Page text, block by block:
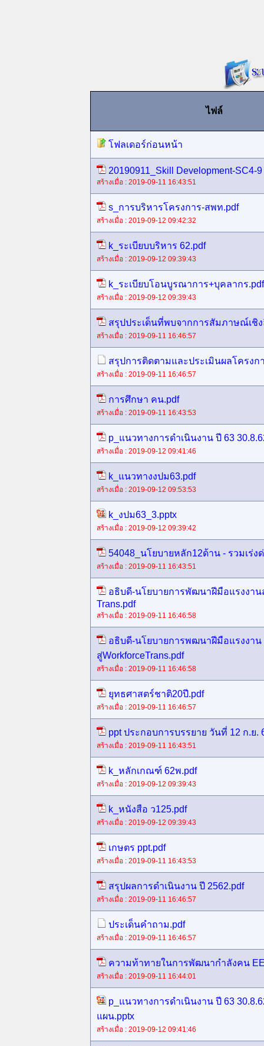
ไฟล์
โฟลเดอร์ก่อนหน้า
20190911_Skill Development-SC4-
สร้างเมื่อ : 2019-09-11 16:43:51
s_การบริหารโครงการ-สพท.pdf
สร้างเมื่อ : 2019-09-12 09:42:32
k_ระเบียบบริหาร 62.pdf
สร้างเมื่อ : 2019-09-12 09:39:43
k_ระเบียบโอนบูรณาการ+บุคลากร.pdf
สร้างเมื่อ : 2019-09-12 09:39:43
สรุปประเด็นที่พบจากการสัมภาษณ์เชิง
สร้างเมื่อ : 2019-09-11 16:46:57
สรุปการติดตามและประเมินผลโครงก
สร้างเมื่อ : 2019-09-11 16:46:57
การศึกษา คน.pdf
สร้างเมื่อ : 2019-09-11 16:43:53
p_แนวทางการดำเนินงาน ปี 63
สร้างเมื่อ : 2019-09-12 09:41:46
k_แนวทางงปม63.pdf
สร้างเมื่อ : 2019-09-12 09:53:53
k_งปม63_3.pptx
สร้างเมื่อ : 2019-09-12 09:39:42
54048_นโยบายหลัก12ด้าน - รวมเร่ง
สร้างเมื่อ : 2019-09-11 16:43:51
อธิบดี-นโยบายการพัฒนาฝีมือแรงงาน
Trans.pdf
สร้างเมื่อ : 2019-09-11 16:46:58
อธิบดี-นโยบายการพฒนาฝีมือแรงงาน
สู่WorkforceTrans.pdf
สร้างเมื่อ : 2019-09-11 16:46:58
ยุทธศาสตร์ชาติ20ปี.pdf
สร้างเมื่อ : 2019-09-11 16:46:57
ppt ประกอบการบรรยาย วันที่ 12 ก.ย.
สร้างเมื่อ : 2019-09-11 16:43:51
k_หลักเกณฑ์ 62พ.pdf
สร้างเมื่อ : 2019-09-12 09:39:43
k_หนังสือ ว125.pdf
สร้างเมื่อ : 2019-09-12 09:39:43
เกษตร ppt.pdf
สร้างเมื่อ : 2019-09-11 16:43:53
สรุปผลการดำเนินงาน ปี 2562.pdf
สร้างเมื่อ : 2019-09-11 16:46:57
ประเด็นคำถาม.pdf
สร้างเมื่อ : 2019-09-11 16:46:57
ความท้าทายในการพัฒนากำลังคน
สร้างเมื่อ : 2019-09-11 16:44:01
p_แนวทางการดำเนินงาน ปี 63
แผน.pptx
สร้างเมื่อ : 2019-09-12 09:41:46